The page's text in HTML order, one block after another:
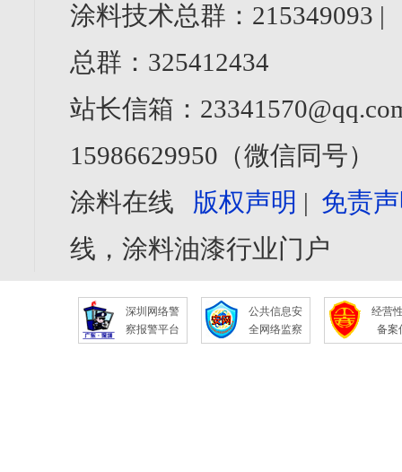
涂料技术总群：
总群：325412434
站长信箱：
15986629950（微信同号）
涂料在线 版权声明 | 免责
线，涂料油漆行业门户
深圳网络警
察报警平台
公共信息安
全网络监察
经营
备案